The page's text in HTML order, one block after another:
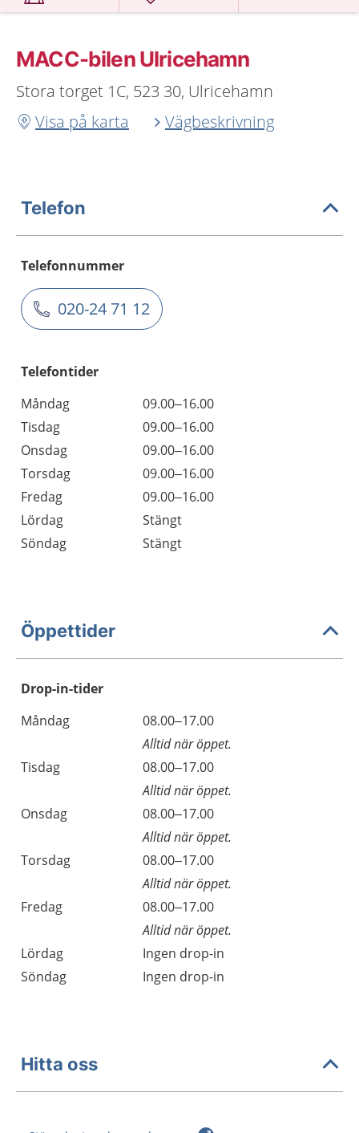
MACC-bilen Ulricehamn
Stora torget 1C, 523 30, Ulricehamn
Visa på karta
Vägbeskrivning
Telefon
Telefonnummer
020-24 71 12
Telefontider
Måndag
09.00–16.00
Tisdag
09.00–16.00
Onsdag
09.00–16.00
Torsdag
09.00–16.00
Fredag
09.00–16.00
Lördag
Stängt
Söndag
Stängt
Öppettider
Drop-in-tider
Måndag
08.00–17.00
Alltid när öppet.
Tisdag
08.00–17.00
Alltid när öppet.
Onsdag
08.00–17.00
Alltid när öppet.
Torsdag
08.00–17.00
Alltid när öppet.
Fredag
08.00–17.00
Alltid när öppet.
Lördag
Ingen drop-in
Söndag
Ingen drop-in
Hitta oss